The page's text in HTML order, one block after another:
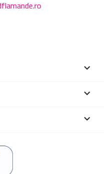


